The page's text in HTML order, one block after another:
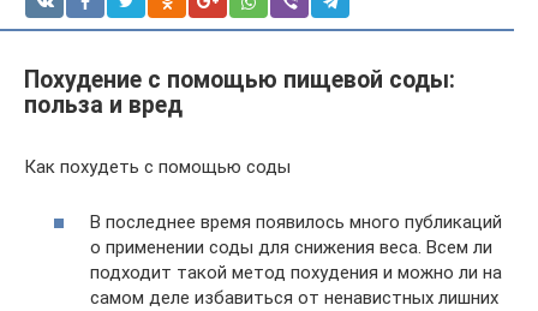
Похудение с помощью пищевой соды:
польза и вред
Как похудеть с помощью соды
В последнее время появилось много публикаций
о применении соды для снижения веса. Всем ли
подходит такой метод похудения и можно ли на
самом деле избавиться от ненавистных лишних